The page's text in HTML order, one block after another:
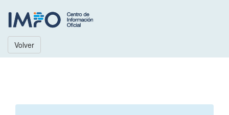
Volver